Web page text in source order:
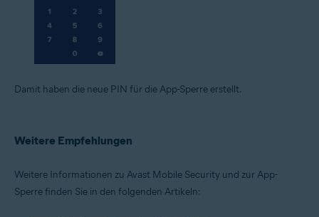
Damit haben die neue PIN für die App-Sperre erstellt.
Weitere Empfehlungen
Weitere Informationen zu Avast Mobile Security und zur App-
Sperre finden Sie in den folgenden Artikeln: